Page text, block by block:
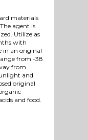
materials
agent is
Utilize as
with
in an original
from -38
from
and
original
and food.